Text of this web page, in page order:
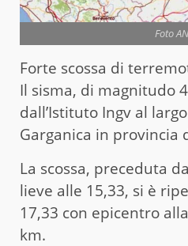
Foto
Forte scossa di
Il sisma, di magnitudo
dall’Istituto Ingv al
Garganica in provincia
La scossa, preceduta
lieve alle 15,33, si è
17,33 con epicentro
km.